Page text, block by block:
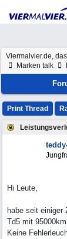
Viermalvier.de,
Marken talk
Print Thread
Hi Leute,
habe seit einiger
Td5 mit
Keine